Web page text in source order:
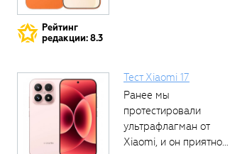
Рейтинг
редакции: 8.3
Тест Xiaomi 17
Ранее мы
протестировали
ультрафлагман от
Xiaomi, и он приятно